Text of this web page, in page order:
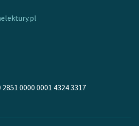
0000 0001 4324 3317